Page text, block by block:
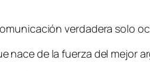
verdadera solo
de la fuerza del mejor